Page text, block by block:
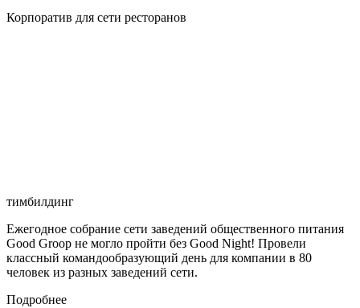
Корпоратив для сети ресторанов
тимбилдинг
Ежегодное собрание сети заведений общественного питания
Good Groop не могло пройти без Good Night! Провели
классный командообразующий день для компании в 80
человек из разных заведений сети.
Подробнее